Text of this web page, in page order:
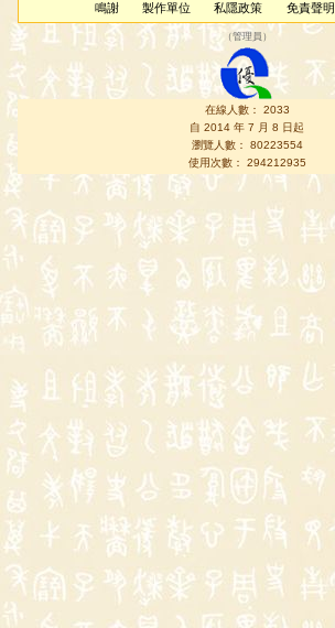
鳴謝
製作單位 私隱政策 免責聲明
（管理員 ）
在線人數： 2033
自 2014 年 7 月 8 日起
瀏覽人數： 80223554
使用次數： 294212935